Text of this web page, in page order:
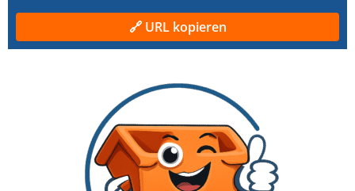
🔗 URL kopieren